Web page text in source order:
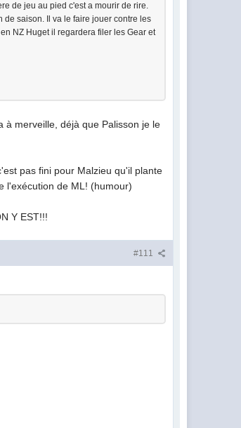
de jeu au pied c'est a mourir de rire.
saison. Il va le faire jouer contre les
NZ Huget il regardera filer les Gear et
à merveille, déjà que Palisson je le
pas fini pour Malzieu qu'il plante
l'exécution de ML! (humour)
Y EST!!!
#111